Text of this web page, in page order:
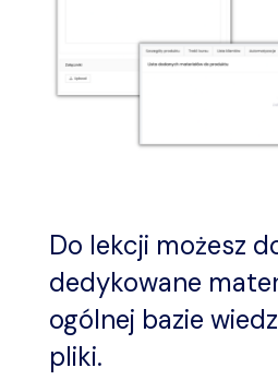
Do lekcji możesz
dedykowane
ogólnej bazie
pliki.